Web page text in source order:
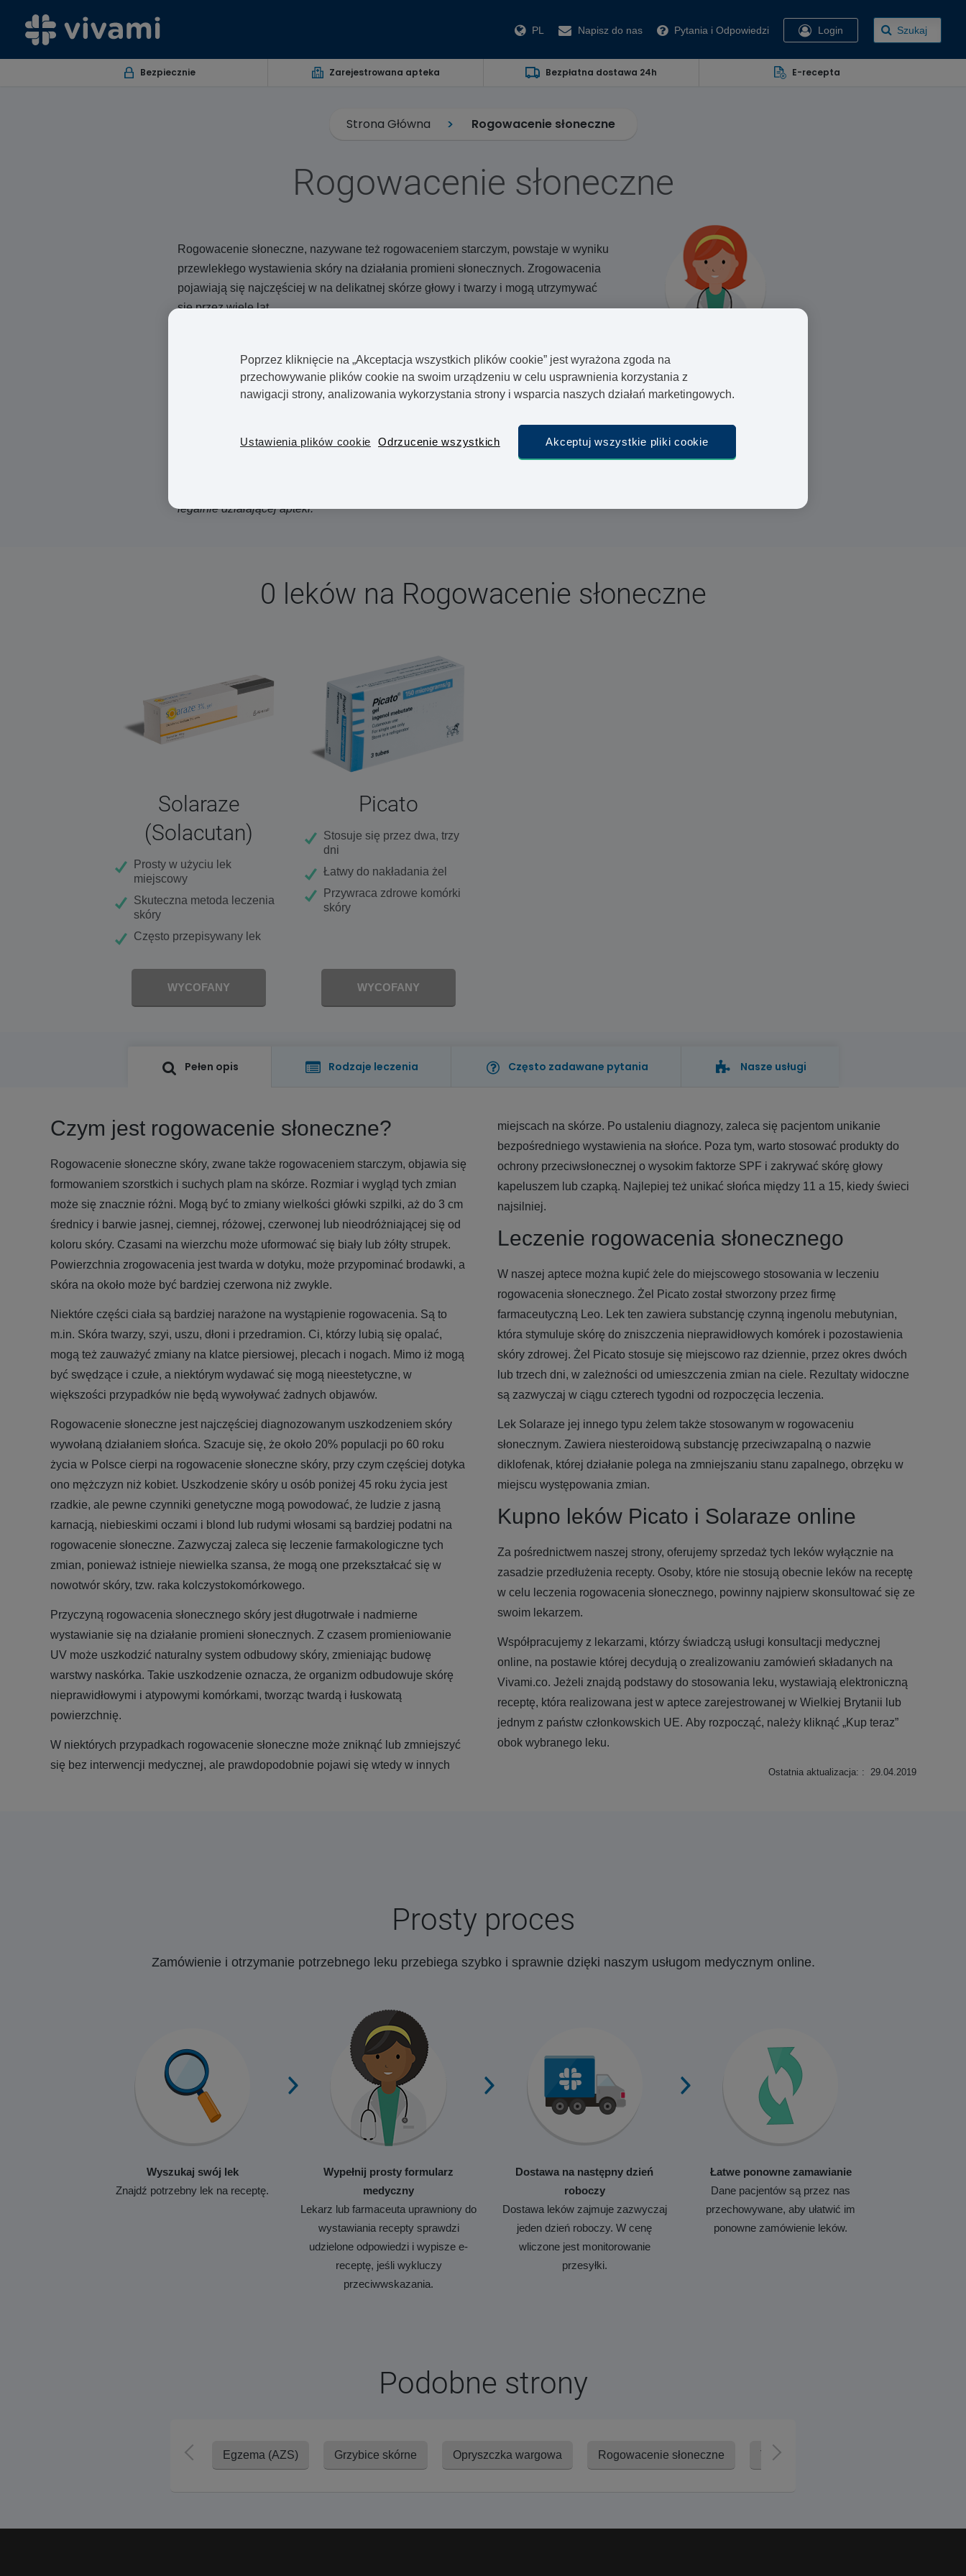
PL Napisz do nas Pytania i Odpowiedzi Login Szukaj
Bezpiecznie Zarejestrowana apteka Bezpłatna dostawa 24h E-recepta
Strona Główna Rogowacenie słoneczne
Rogowacenie słoneczne
Rogowacenie słoneczne, nazywane też rogowaceniem starczym, powstaje w wyniku
przewlekłego wystawienia skóry na działania promieni słonecznych. Zrogowacenia
pojawiają się najczęściej w na delikatnej skórze głowy i twarzy i mogą utrzymywać
się przez wiele lat.
Objawia się suchymi i szorstkimi wykwitami
Dostępne leczenie miejscowe
Odnowienie swojej recepty na leki na rogowacenie słoneczne i zakup potrzebnych
leków jest szybkie i bezpieczne, dzięki oferowanej przez nasz konsultacji lekarskiej
legalnie działającej apteki.
Lekarze i farmaceuci
Szybka dostawa
0 leków na Rogowacenie słoneczne
Solaraze
(Solacutan)
Prosty w użyciu lek
miejscowy
Skuteczna metoda leczenia
skóry
Często przepisywany lek
WYCOFANY
Picato
Stosuje się przez dwa, trzy
dni
Łatwy do nakładania żel
Przywraca zdrowe komórki
skóry
WYCOFANY
Pełen opis Rodzaje leczenia Często zadawane pytania Nasze usługi
Czym jest rogowacenie słoneczne?
Rogowacenie słoneczne skóry, zwane także rogowaceniem starczym, objawia się
formowaniem szorstkich i suchych plam na skórze. Rozmiar i wygląd tych zmian
może się znacznie różni. Mogą być to zmiany wielkości główki szpilki, aż do 3 cm
średnicy i barwie jasnej, ciemnej, różowej, czerwonej lub nieodróżniającej się od
koloru skóry. Czasami na wierzchu może uformować się biały lub żółty strupek.
Powierzchnia zrogowacenia jest twarda w dotyku, może przypominać brodawki, a
skóra na około może być bardziej czerwona niż zwykle.
Niektóre części ciała są bardziej narażone na wystąpienie rogowacenia. Są to
m.in. Skóra twarzy, szyi, uszu, dłoni i przedramion. Ci, którzy lubią się opalać,
mogą też zauważyć zmiany na klatce piersiowej, plecach i nogach. Mimo iż mogą
być swędzące i czułe, a niektórym wydawać się mogą nieestetyczne, w
większości przypadków nie będą wywoływać żadnych objawów.
Rogowacenie słoneczne jest najczęściej diagnozowanym uszkodzeniem skóry
wywołaną działaniem słońca. Szacuje się, że około 20% populacji po 60 roku
życia w Polsce cierpi na rogowacenie słoneczne skóry, przy czym częściej dotyka
ono mężczyzn niż kobiet. Uszkodzenie skóry u osób poniżej 45 roku życia jest
rzadkie, ale pewne czynniki genetyczne mogą powodować, że ludzie z jasną
karnacją, niebieskimi oczami i blond lub rudymi włosami są bardziej podatni na
rogowacenie słoneczne. Zazwyczaj zaleca się leczenie farmakologiczne tych
zmian, ponieważ istnieje niewielka szansa, że mogą one przekształcać się w
nowotwór skóry, tzw. raka kolczystokomórkowego.
Przyczyną rogowacenia słonecznego skóry jest długotrwałe i nadmierne
wystawianie się na działanie promieni słonecznych. Z czasem promieniowanie
UV może uszkodzić naturalny system odbudowy skóry, zmieniając budowę
warstwy naskórka. Takie uszkodzenie oznacza, że organizm odbudowuje skórę
nieprawidłowymi i atypowymi komórkami, tworząc twardą i łuskowatą
powierzchnię.
W niektórych przypadkach rogowacenie słoneczne może zniknąć lub zmniejszyć
się bez interwencji medycznej, ale prawdopodobnie pojawi się wtedy w innych
miejscach na skórze. Po ustaleniu diagnozy, zaleca się pacjentom unikanie
bezpośredniego wystawienia na słońce. Poza tym, warto stosować produkty do
ochrony przeciwsłonecznej o wysokim faktorze SPF i zakrywać skórę głowy
kapeluszem lub czapką. Najlepiej też unikać słońca między 11 a 15, kiedy świeci
najsilniej.
Leczenie rogowacenia słonecznego
W naszej aptece można kupić żele do miejscowego stosowania w leczeniu
rogowacenia słonecznego. Żel Picato został stworzony przez firmę
farmaceutyczną Leo. Lek ten zawiera substancję czynną ingenolu mebutynian,
która stymuluje skórę do zniszczenia nieprawidłowych komórek i pozostawienia
skóry zdrowej. Żel Picato stosuje się miejscowo raz dziennie, przez okres dwóch
lub trzech dni, w zależności od umieszczenia zmian na ciele. Rezultaty widoczne
są zazwyczaj w ciągu czterech tygodni od rozpoczęcia leczenia.
Lek Solaraze jej innego typu żelem także stosowanym w rogowaceniu
słonecznym. Zawiera niesteroidową substancję przeciwzapalną o nazwie
diklofenak, której działanie polega na zmniejszaniu stanu zapalnego, obrzęku w
miejscu występowania zmian.
Kupno leków Picato i Solaraze online
Za pośrednictwem naszej strony, oferujemy sprzedaż tych leków wyłącznie na
zasadzie przedłużenia recepty. Osoby, które nie stosują obecnie leków na receptę
w celu leczenia rogowacenia słonecznego, powinny najpierw skonsultować się ze
swoim lekarzem.
Współpracujemy z lekarzami, którzy świadczą usługi konsultacji medycznej
online, na postawie której decydują o zrealizowaniu zamówień składanych na
Vivami.co. Jeżeli znajdą podstawy do stosowania leku, wystawiają elektroniczną
receptę, która realizowana jest w aptece zarejestrowanej w Wielkiej Brytanii lub
jednym z państw członkowskich UE. Aby rozpocząć, należy kliknąć „Kup teraz”
obok wybranego leku.
Ostatnia aktualizacja: : 29.04.2019
Prosty proces
Zamówienie i otrzymanie potrzebnego leku przebiega szybko i sprawnie dzięki naszym usługom medycznym online.
Wyszukaj swój lek
Znajdź potrzebny lek na receptę.
Wypełnij prosty formularz
medyczny
Lekarz lub farmaceuta uprawniony do
wystawiania recepty sprawdzi
udzielone odpowiedzi i wypisze e-
receptę, jeśli wykluczy
przeciwwskazania.
Dostawa na następny dzień
roboczy
Dostawa leków zajmuje zazwyczaj
jeden dzień roboczy. W cenę
wliczone jest monitorowanie
przesyłki.
Łatwe ponowne zamawianie
Dane pacjentów są przez nas
przechowywane, aby ułatwić im
ponowne zamówienie leków.
Podobne strony
Egzema (AZS) Grzybice skórne Opryszczka wargowa Rogowacenie słoneczne Trądzik
Poprzez kliknięcie na „Akceptacja wszystkich plików cookie” jest wyrażona zgoda na
przechowywanie plików cookie na swoim urządzeniu w celu usprawnienia korzystania z
nawigacji strony, analizowania wykorzystania strony i wsparcia naszych działań marketingowych.
Ustawienia plików cookie Odrzucenie wszystkich Akceptuj wszystkie pliki cookie